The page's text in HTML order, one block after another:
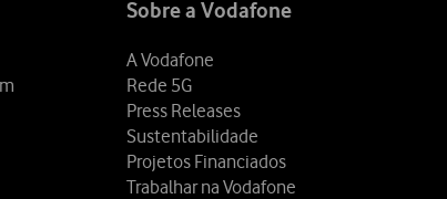
Sobre a Vodafone
A Vodafone
Rede 5G
Press Releases
Sustentabilidade
Projetos Financiados
Trabalhar na Vodafone